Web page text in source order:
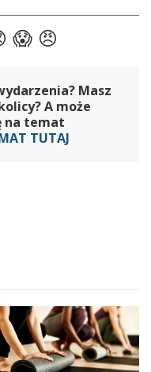
Masz
A może
na temat
TUTAJ